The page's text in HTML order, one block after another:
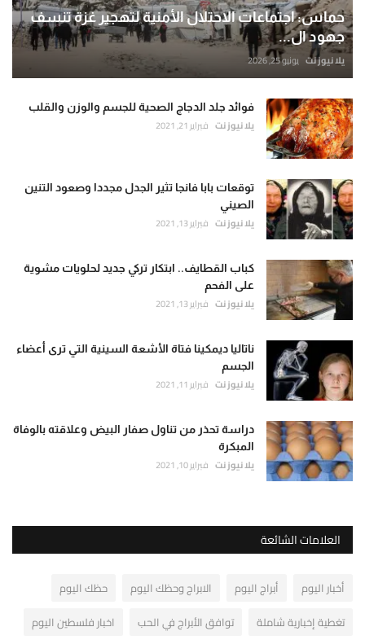
حماس: اجتماعات الاحتلال الأمنية لتهجير غزة تنسف
جهود ال...
يلا نيوز نت يونيو 25, 2026
فوائد جلد الدجاج الصحية للجسم والوزن والقلب
يلا نيوز نت فبراير 21, 2021
توقعات بابا فانجا تثير الجدل مجددا وصعود التنين
الصيني
يلا نيوز نت فبراير 13, 2021
كباب القطايف.. ابتكار تركي جديد لحلويات مشوية
على الفحم
يلا نيوز نت فبراير 13, 2021
ناتاليا ديمكينا فتاة الأشعة السينية التي ترى أعضاء
الجسم
يلا نيوز نت فبراير 11, 2021
دراسة تحذر من تناول صفار البيض وعلاقته بالوفاة
المبكرة
يلا نيوز نت فبراير 10, 2021
العلامات الشائعة
أخبار اليوم أبراج اليوم الابراج وحظك اليوم
حظك اليوم
تغطية إخبارية شاملة
توافق الأبراج في الحب
اخبار فلسطين اليوم